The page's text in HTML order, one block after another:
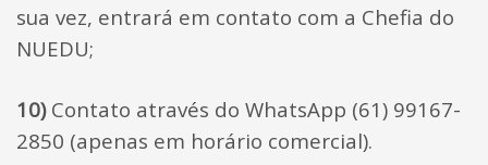
sua vez, entrará em contato com a Chefia do
NUEDU;
10)Contato através do WhatsApp (61) 99167-
2850 (apenas em horário comercial).